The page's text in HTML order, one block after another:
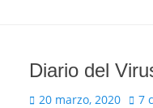
Diario del
Publicado
20 marzo, 2020 7